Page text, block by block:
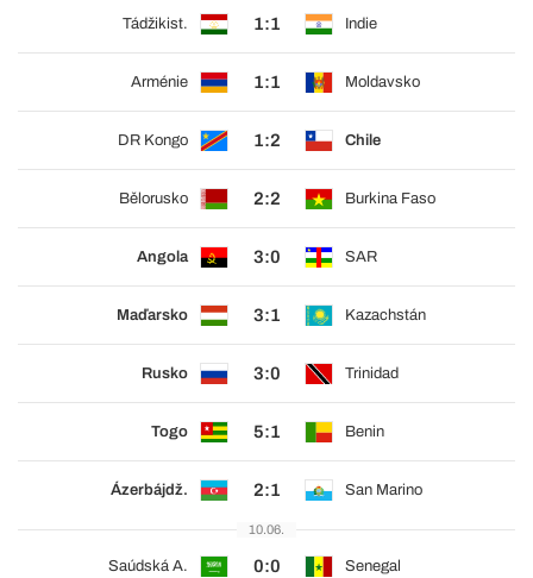
Tádžikist. 1:1 Indie
Arménie 1:1 Moldavsko
DR Kongo 1:2 Chile
Bělorusko 2:2 Burkina Faso
Angola 3:0 SAR
Maďarsko 3:1 Kazachstán
Rusko 3:0 Trinidad
Togo 5:1 Benin
Ázerbájdž. 2:1 San Marino
10.06.
Saúdská A. 0:0 Senegal